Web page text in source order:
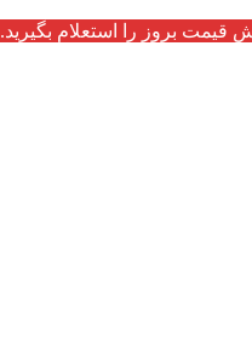
بروز را استعلام بگیرید.